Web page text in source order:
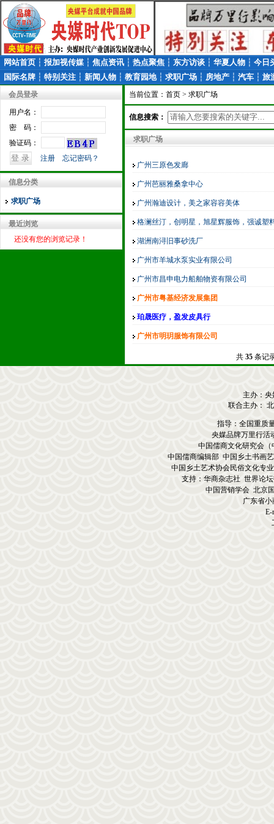
品牌万里行影响万里品牌影响力万里影响
网站首页 ┆ 报加视传媒 ┆ 焦点资讯 ┆ 热点聚焦 ┆ 东方访谈 ┆ 华夏人物 ┆ 今日
国际名牌 ┆ 特别关注 ┆ 新闻人物 ┆ 教育园地 ┆ 求职广场 ┆ 房地产 ┆ 汽车 ┆ 旅
会员登录
用户名：
密 码：
验证码：
注册
忘记密码？
信息分类
求职广场
最近浏览
还没有您的浏览记录！
当前位置： 首页 > 求职广场
信息搜索：
求职广场
广州三原色发廊
广州芭丽雅桑拿中心
广州瀚迪设计，美之家容容美体
格澜丝汀，创明星，旭星辉服饰，强诚塑
湖洲南浔旧事砂洗厂
广州市羊城水泵实业有限公司
广州市昌申电力船舶物资有限公司
广州市粤基经济发展集团
珀晟医疗，盈发皮具行
广州市明玥服饰有限公司
共35 条记
主办：
联合主办：
指导：全国重质
央媒品牌万里行活
中国儒商文化研究会
中国儒商编辑部 中国乡土书画
中国乡土艺术协会民俗文化专
支持：华商杂志社 世界论
中国营销学会 北京
广东省
E-